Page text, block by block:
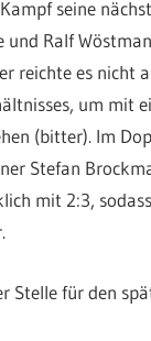
seine
und Ralf
reichte es nicht
um mit
(bitter). Im
Stefan
mit 2:3,
Stelle für den